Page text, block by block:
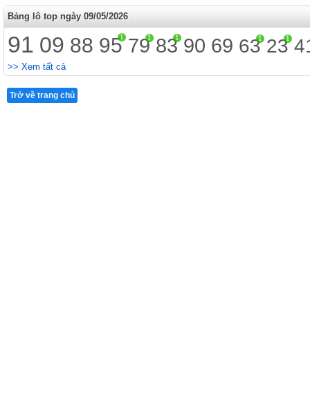
Bảng lô top ngày 09/05/2026
91 09 88 951 791 831 90 69 631 231
>> Xem tất cả
Trở về trang chủ